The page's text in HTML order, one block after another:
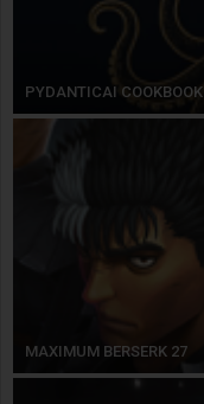
PYDANTICAI COOKBOOK
MAXIMUM BERSERK 27